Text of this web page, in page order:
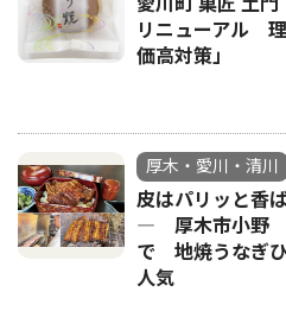
リニューアル
価高対策」
厚木・愛川・清川
皮はパリッと香
― 厚木市小野
で 地焼うなぎ
人気